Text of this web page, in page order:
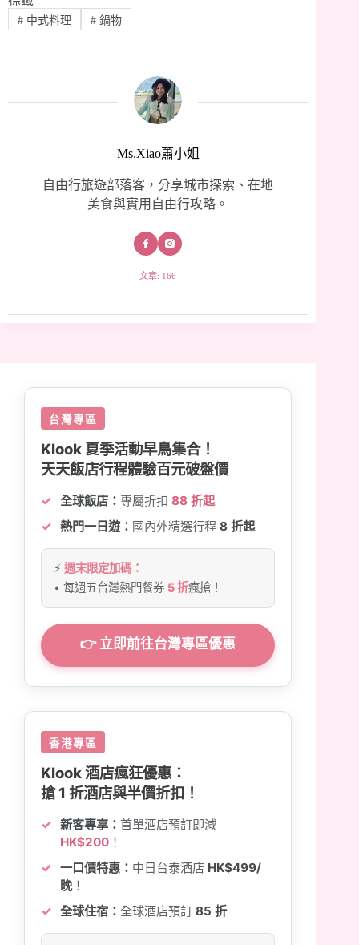
#中式料理 #鍋物
Ms.Xiao蕭小姐
自由行旅遊部落客，分享城市探索、在地
美食與實用自由行攻略。
文章: 166
台灣專區
Klook 夏季活動早鳥集合！
天天飯店行程體驗百元破盤價
全球飯店： 專屬折扣 88 折起
熱門一日遊： 國內外精選行程 8 折起
⚡ 週末限定加碼：
• 每週五台灣熱門餐券 5 折瘋搶！
👉 立即前往台灣專區優惠
香港專區
Klook 酒店瘋狂優惠：
搶 1 折酒店與半價折扣！
新客專享： 首單酒店預訂即減
HK$200 ！
一口價特惠： 中日台泰酒店 HK$499/
晚！
全球住宿： 全球酒店預訂 85 折